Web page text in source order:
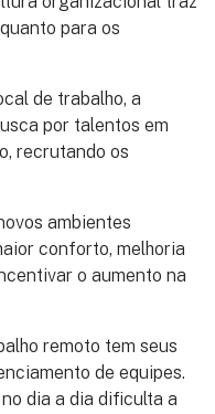
para os
de trabalho, a
por talentos em
recrutando os
ambientes
conforto, melhoria
o aumento na
remoto tem seus
de equipes.
dia a dia dificulta a